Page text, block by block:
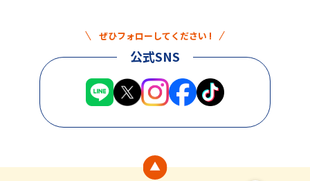
ぜひフォローしてください !
公式SNS